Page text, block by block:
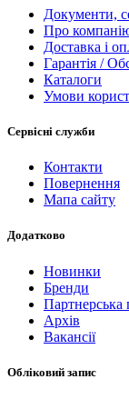
Документи,
Про
Доставка і
Гарантія /
Каталоги
Умови
Сервісні служби
Контакти
Повернення
Мапа сайту
Додатково
Новинки
Бренди
Партнерська
Архів
Вакансії
Обліковий запис